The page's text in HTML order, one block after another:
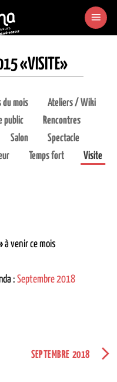
«VISITE»
du mois
Ateliers / Wiki
public
Rencontres
Salon
Spectacle
Temps fort Visite
à venir ce mois
: Septembre 2018
SEPTEMBRE 2018